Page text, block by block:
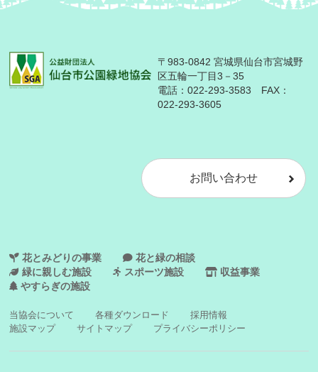
〒983-0842 宮城県仙台市宮城野
区五輪一丁目3－35
電話： 022-293-3583 FAX：
022-293-3605
お問い合わせ
花とみどりの事業
花と緑の相談
緑に親しむ施設
スポーツ施設
収益事業
やすらぎの施設
当協会について 各種ダウンロード
採用情報
施設マップ
サイトマップ プライバシーポリシー